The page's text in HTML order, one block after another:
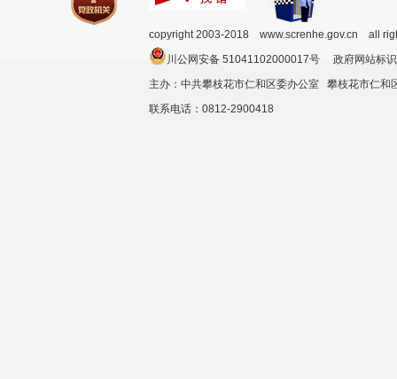
copyright 2003-2018 www.screnhe.gov.cn all
川公网安备 51041102000017号 政府网站
主办：中共攀枝花市仁和区委办公室 攀枝花市仁
联系电话：0812-2900418